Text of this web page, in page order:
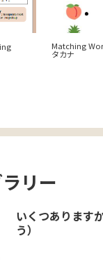
Matching
タカナ
リー
いくつあります
う）